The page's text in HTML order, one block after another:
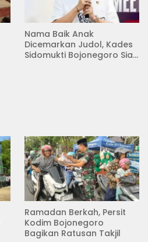
Nama Baik Anak
Dicemarkan Judol, Kades
Sidomukti Bojonegoro Siap
Ramadan Berkah, Persit
Kodim Bojonegoro
Bagikan Ratusan Takjil